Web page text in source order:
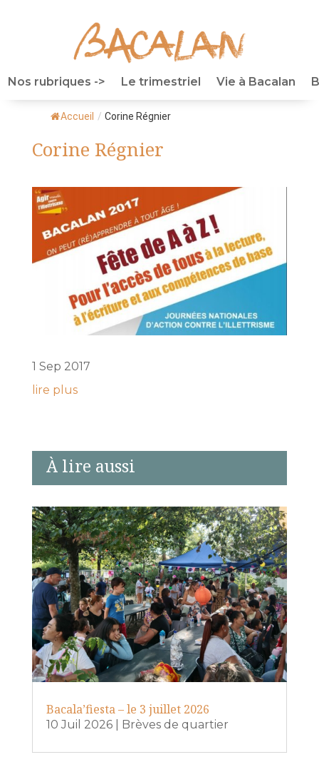
Nos rubriques -> Le trimestriel Vie à Bacalan
Accueil / Corine Régnier
Corine Régnier
1 Sep 2017
lire plus
À lire aussi
Bacala’fiesta – le 3 juillet 2026
10 Juil 2026| Brèves de quartier